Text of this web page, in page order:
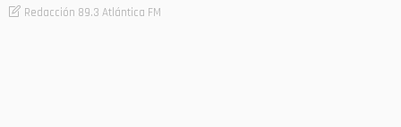
Redacción 89.3 Atlántica FM